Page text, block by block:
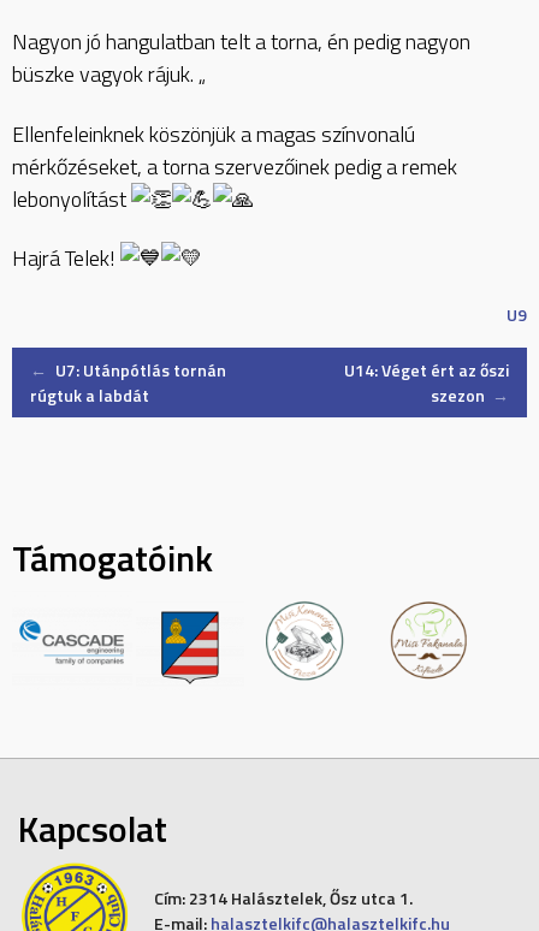
Nagyon jó hangulatban telt a torna, én pedig nagyon
büszke vagyok rájuk. „
Ellenfeleinknek köszönjük a magas színvonalú
mérkőzéseket, a torna szervezőinek pedig a remek
lebonyolítást
Hajrá Telek!
U9
Post
← U7: Utánpótlás tornán
rúgtuk a labdát
U14: Véget ért az őszi
szezon →
Támogatóink
Kapcsolat
Cím:2314 Halásztelek, Ősz utca 1.
E-mail: halasztelkifc@halasztelkifc.hu